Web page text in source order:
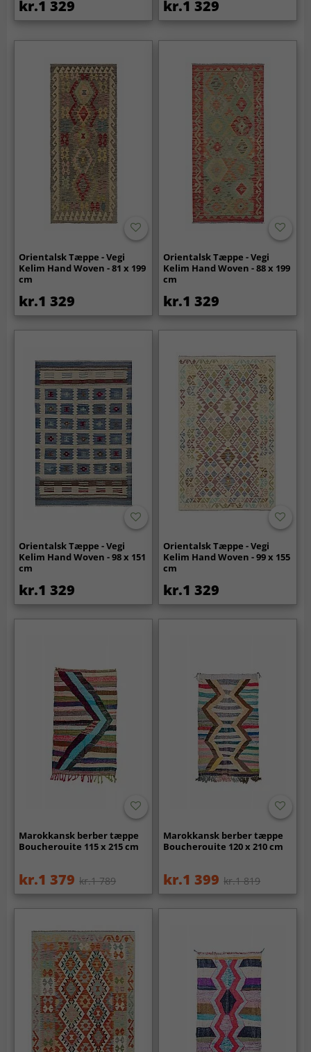
kr.1 329 kr.1 329
Orientalsk Tæppe - Vegi
Kelim Hand Woven - 81 x 199
cm
kr.1 329
Orientalsk Tæppe - Vegi
Kelim Hand Woven - 88 x 199
cm
kr.1 329
Orientalsk Tæppe - Vegi
Kelim Hand Woven - 98 x 151
cm
kr.1 329
Orientalsk Tæppe - Vegi
Kelim Hand Woven - 99 x 155
cm
kr.1 329
Marokkansk berber tæppe
Boucherouite 115 x 215 cm
kr.1 379 kr.1 789
Marokkansk berber tæppe
Boucherouite 120 x 210 cm
kr.1 399 kr.1 819